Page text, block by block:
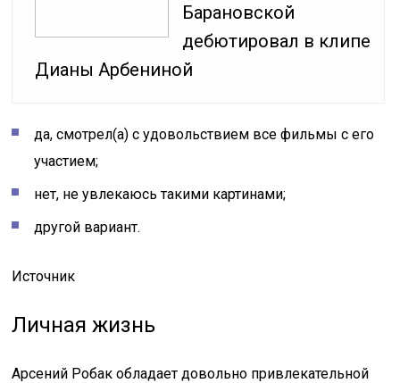
Барановской
дебютировал в клипе
Дианы Арбениной
да, смотрел(а) с удовольствием все фильмы с его
участием;
нет, не увлекаюсь такими картинами;
другой вариант.
Источник
Личная жизнь
Арсений Робак обладает довольно привлекательной